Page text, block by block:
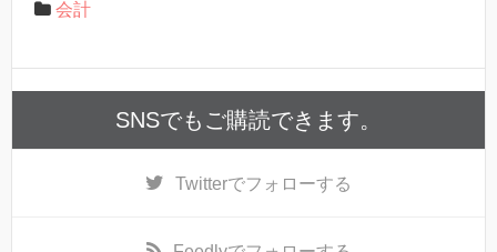
会計
SNSでもご購読できます。
Twitterでフォローする